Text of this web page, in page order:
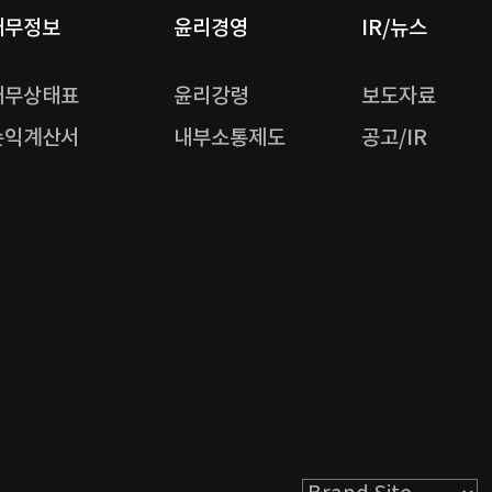
정보
상태표
계산서
윤리경영
윤리강령
내부소통제도
IR/뉴스
보도자료
공고/IR